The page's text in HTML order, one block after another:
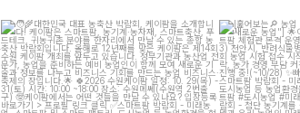
대한민국 대표 농축산 박람회, 케이팜을 소개합니
다!
케이팜은...
23 10
[훑어보는
농업